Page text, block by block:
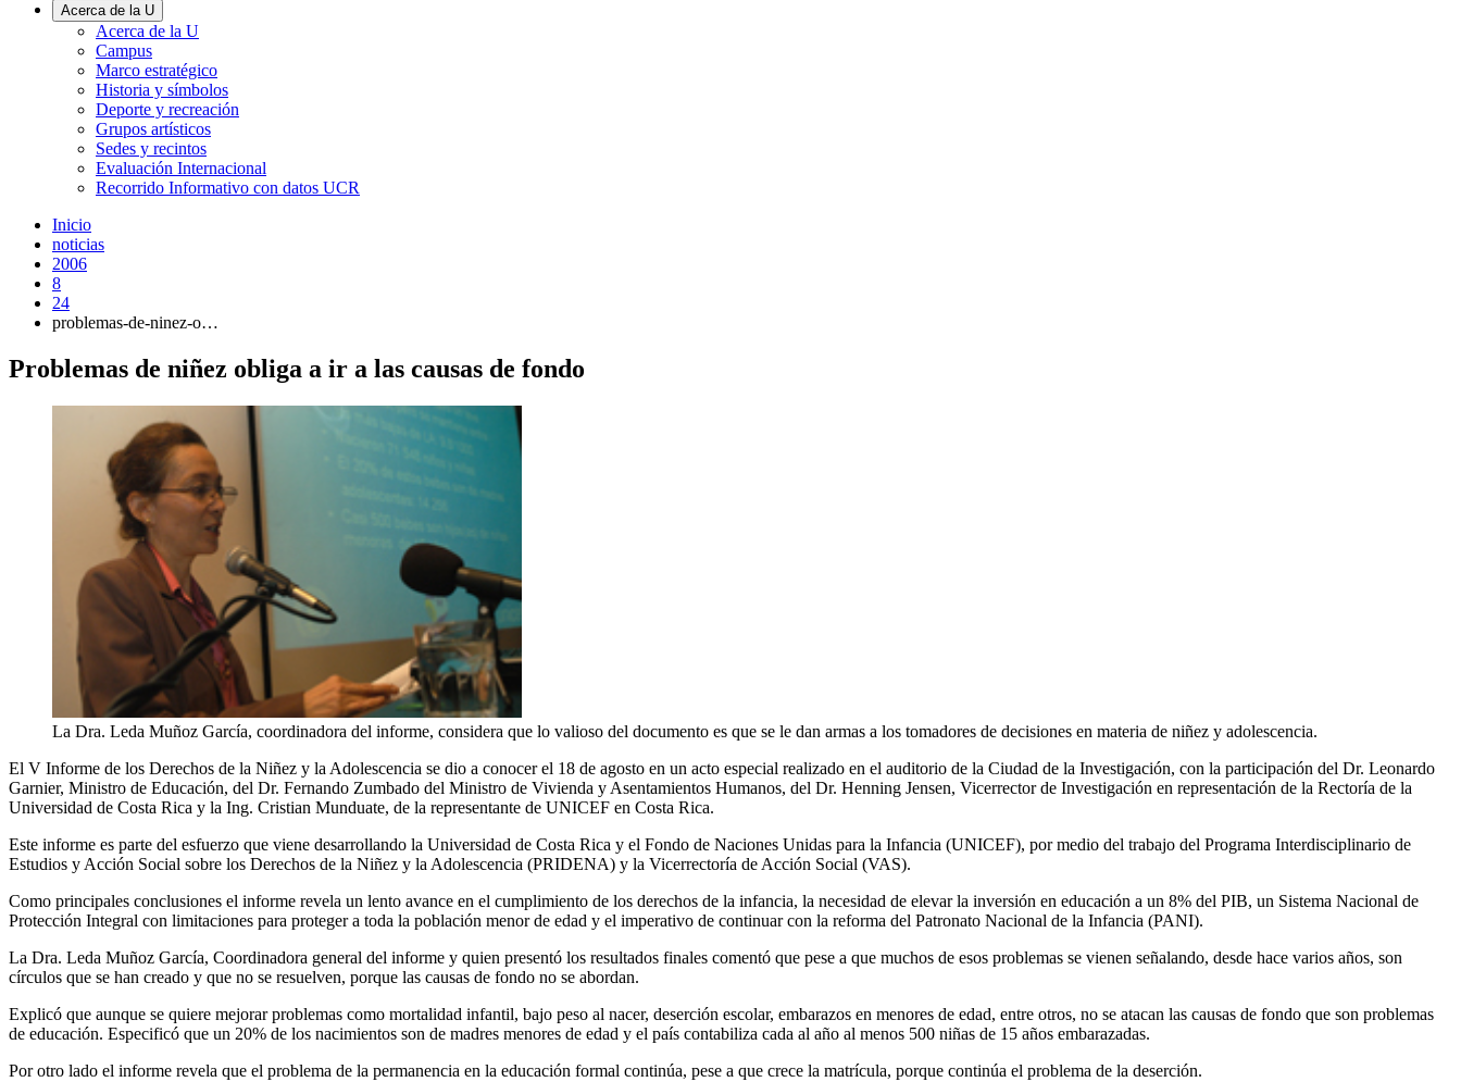
Acerca de la U
Acerca de la U
Campus
Marco estratégico
Historia y símbolos
Deporte y recreación
Grupos artísticos
Sedes y recintos
Evaluación Internacional
Recorrido Informativo con datos UCR
Inicio
noticias
2006
8
24
problemas-de-ninez-o…
Problemas de niñez obliga a ir a las causas de fondo
La Dra. Leda Muñoz García, coordinadora del informe, considera que lo valioso del documento es que se le dan armas a los tomadores de decisiones en materia de niñez y adolescencia.
El V Informe de los Derechos de la Niñez y la Adolescencia se dio a conocer el 18 de agosto en un acto especial realizado en el auditorio de la Ciudad de la Investigación, con la participación del Dr. Leonardo
Garnier, Ministro de Educación, del Dr. Fernando Zumbado del Ministro de Vivienda y Asentamientos Humanos, del Dr. Henning Jensen, Vicerrector de Investigación en representación de la Rectoría de la
Universidad de Costa Rica y la Ing. Cristian Munduate, de la representante de UNICEF en Costa Rica.
Este informe es parte del esfuerzo que viene desarrollando la Universidad de Costa Rica y el Fondo de Naciones Unidas para la Infancia (UNICEF), por medio del trabajo del Programa Interdisciplinario de
Estudios y Acción Social sobre los Derechos de la Niñez y la Adolescencia (PRIDENA) y la Vicerrectoría de Acción Social (VAS).
Como principales conclusiones el informe revela un lento avance en el cumplimiento de los derechos de la infancia, la necesidad de elevar la inversión en educación a un 8% del PIB, un Sistema Nacional de
Protección Integral con limitaciones para proteger a toda la población menor de edad y el imperativo de continuar con la reforma del Patronato Nacional de la Infancia (PANI).
La Dra. Leda Muñoz García, Coordinadora general del informe y quien presentó los resultados finales comentó que pese a que muchos de esos problemas se vienen señalando, desde hace varios años, son
círculos que se han creado y que no se resuelven, porque las causas de fondo no se abordan.
Explicó que aunque se quiere mejorar problemas como mortalidad infantil, bajo peso al nacer, deserción escolar, embarazos en menores de edad, entre otros, no se atacan las causas de fondo que son problemas
de educación. Especificó que un 20% de los nacimientos son de madres menores de edad y el país contabiliza cada al año al menos 500 niñas de 15 años embarazadas.
Por otro lado el informe revela que el problema de la permanencia en la educación formal continúa, pese a que crece la matrícula, porque continúa el problema de la deserción.